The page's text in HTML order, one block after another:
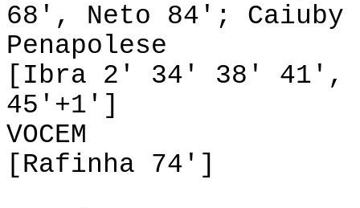
68', Neto 84';
Penapolese
[Ibra 2' 34' 38' 41',
45'+1']
VOCEM 0-
[Rafinha 74']